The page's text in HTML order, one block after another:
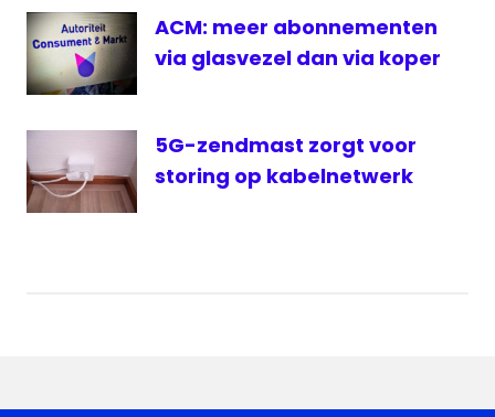
ACM: meer abonnementen
via glasvezel dan via koper
5G-zendmast zorgt voor
storing op kabelnetwerk